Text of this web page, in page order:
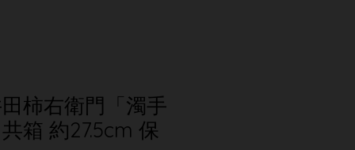
柿右衛門「濁手
箱 約27.5cm 保